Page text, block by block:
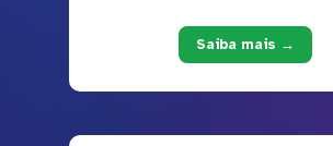
Saiba mais →